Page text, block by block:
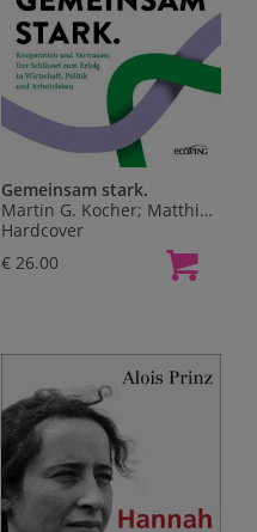
Gemeinsam stark.
Martin G. Kocher; Matthias Sutter
Hardcover
€ 26.00